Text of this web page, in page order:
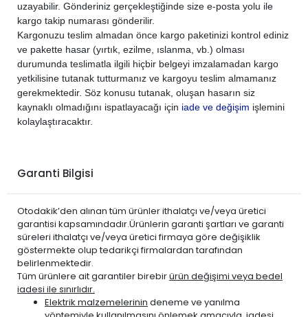
uzayabilir. Gönderiniz gerçekleştiğinde size e-posta yolu ile
kargo takip numarası gönderilir.
Kargonuzu teslim almadan önce kargo paketinizi kontrol ediniz
ve pakette hasar (yırtık, ezilme, ıslanma, vb.) olması
durumunda teslimatla ilgili hiçbir belgeyi imzalamadan kargo
yetkilisine tutanak tutturmanız ve kargoyu teslim almamanız
gerekmektedir. Söz konusu tutanak, oluşan hasarın siz
kaynaklı olmadığını ispatlayacağı için iade ve değişim işlemini
kolaylaştıracaktır.
Garanti Bilgisi
Otodakik’den alınan tüm ürünler ithalatçı ve/veya üretici
garantisi kapsamındadır.Ürünlerin garanti şartları ve garanti
süreleri ithalatçı ve/veya üretici firmaya göre değişiklik
göstermekte olup tedarikçi firmalardan tarafından
belirlenmektedir.
Tüm ürünlere ait garantiler birebirürün değişimi veya bedel
iadesi ile sınırlıdır.
Elektrik malzemelerinin deneme ve yanılma